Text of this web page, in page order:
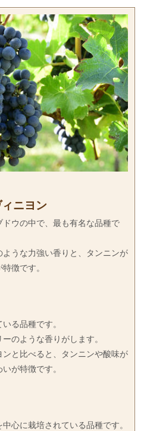
ニヨン
ウの中で、最も有名な品種で
うな力強い香りと、タンニンが
徴です。
る品種です。
のような香りがします。
と比べると、タンニンや酸味が
が特徴です。
心に栽培されている品種です。